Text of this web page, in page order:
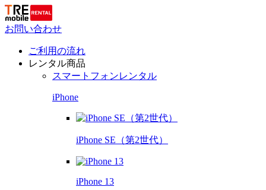
お問い合わせ
ご利用の流れ
レンタル商品
スマートフォンレンタル
iPhone
iPhone SE（第2世代）
iPhone 13